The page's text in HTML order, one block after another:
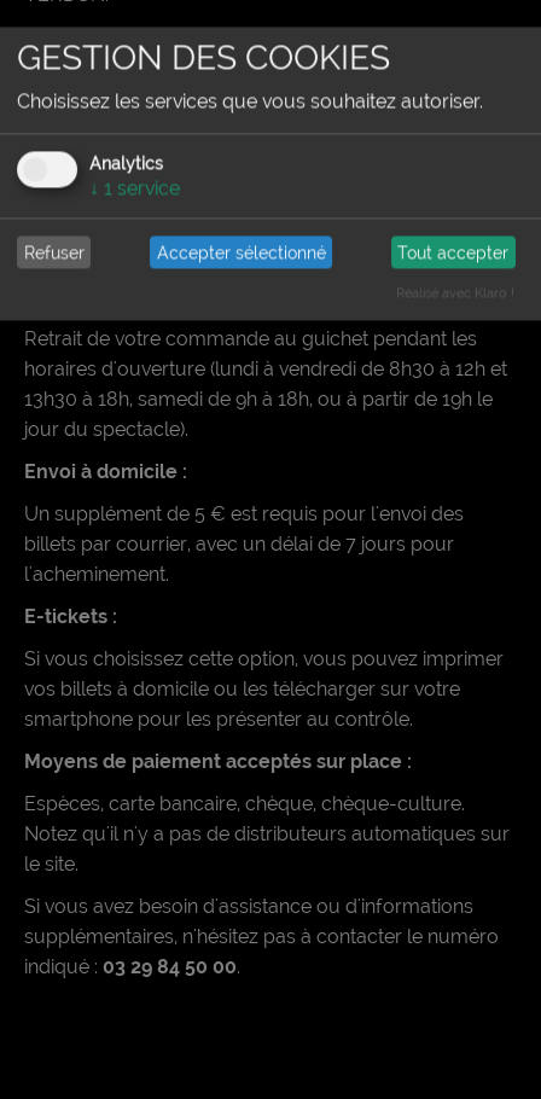
de 8h30 à 12h et de 13h30 à 18h, ainsi que le samedi de
possibles à partir de 19h00 au guichet.
Récupération des billets
Retrait de votre commande au guichet pendant les
horaires d'ouverture (lundi à vendredi de 8h30 à 12h et
13h30 à 18h, samedi de 9h à 18h, ou à partir de 19h le
jour du spectacle).
Envoi à domicile :
Un supplément de 5 € est requis pour l'envoi des
billets par courrier, avec un délai de 7 jours pour
l'acheminement.
E-tickets :
Si vous choisissez cette option, vous pouvez imprimer
vos billets à domicile ou les télécharger sur votre
smartphone pour les présenter au contrôle.
Moyens de paiement acceptés sur place :
Espèces, carte bancaire, chèque, chèque-culture.
Notez qu'il n'y a pas de distributeurs automatiques sur
le site.
Si vous avez besoin d'assistance ou d'informations
supplémentaires, n'hésitez pas à contacter le numéro
indiqué : 03 29 84 50 00.
GESTION DES COOKIES
Choisissez les services que vous souhaitez autoriser.
Analytics
↓ 1 service
Refuser Accepter sélectionné Tout accepter
Réalisé avec Klaro !